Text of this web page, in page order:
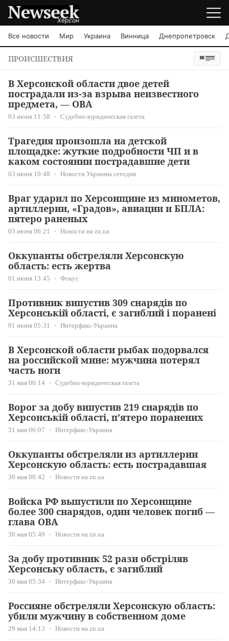
Херсон
Все новости Мир Украина Винница Днепропетровск
ПРОИСШЕСТВИЯ
В Херсонской области двое детей
пострадали из-за взрыва неизвестного
предмета, — ОВА
03 июня 11:58 Судебно-юридическая газета
Трагедия произошла на детской
площадке: жуткие подробности ЧП и в
каком состоянии пострадавшие дети
03 июня 10:48 Новости Украины сегодня
Враг ударил по Херсонщине из минометов,
артиллерии, «Градов», авиации и БПЛА:
пятеро раненых
03 июня 06:21 Новости на zn.ua
Оккупанты обстреляли Херсонскую
область: есть жертва
01 июня 13:45 Фокус
Противник випустив 309 снарядів по
Херсонській області, є загиблий і поранені
01 июня 05:31 Интерфакс-Украина
В Херсонской области рыбак подорвался
на российской мине: мужчина потерял
часть ноги
31 мая 06:14 Судебно-юридическая газета
Ворог за добу випустив 219 снарядів по
Херсонській області, п’ятеро поранених
31 мая 06:07 Интерфакс-Украина
Оккупанты обстреляли из артиллерии
Херсонскую область: есть пострадавшая
30 мая 08:42 Новости на zn.ua
Войска РФ выпустили по Херсонщине
более 300 снарядов, один человек погиб —
глава ОВА
30 мая 05:49 Новости на zn.ua
За добу противник 52 рази обстріляв
Херсонську область, є загиблий
30 мая 05:34 Интерфакс-Украина
Россияне обстреляли Херсонскую область:
убили мужчину в собственном доме
29 мая 14:13 Новости на zn.ua